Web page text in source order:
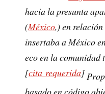
hacia la presunta
(México,) en
insertaba a México
eco en la comunidad
[cita requerida]
basado en código